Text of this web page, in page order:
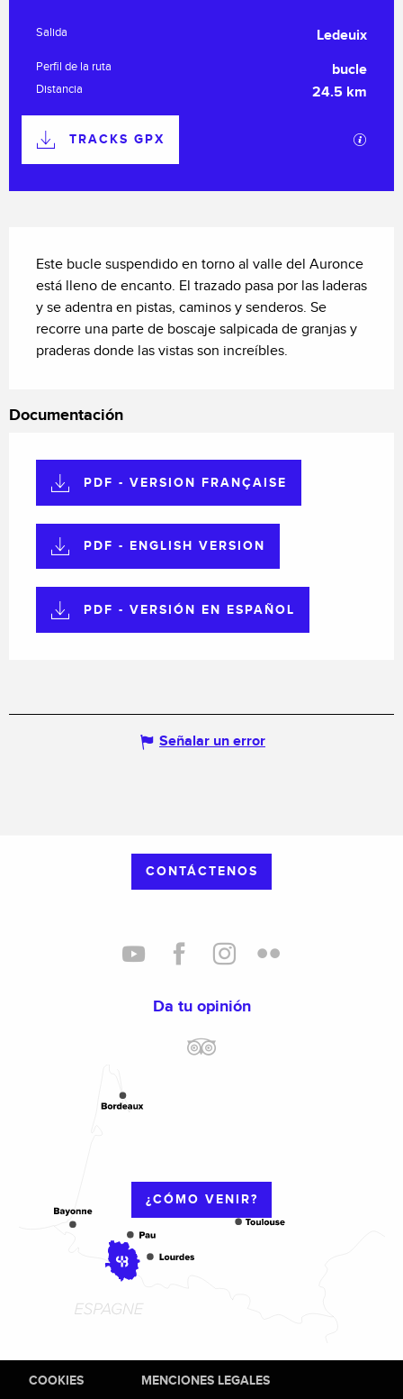
Información práctica
Salida Ledeuix
Perfil de la ruta bucle
Distancia 24.5 km
TRACKS GPX Los
Este bucle suspendido en torno al valle del Auronce
está lleno de encanto. El trazado pasa por las laderas
y se adentra en pistas, caminos y senderos. Se
recorre una parte de boscaje salpicada de granjas y
praderas donde las vistas son increíbles.
Documentación
PDF - VERSION FRANÇAISE
PDF - ENGLISH VERSION
PDF - VERSIÓN EN ESPAÑOL
Señalar un error
CONTÁCTENOS
Da tu opinión
¿CÓMO VENIR?
COOKIES MENCIONES LEGALES